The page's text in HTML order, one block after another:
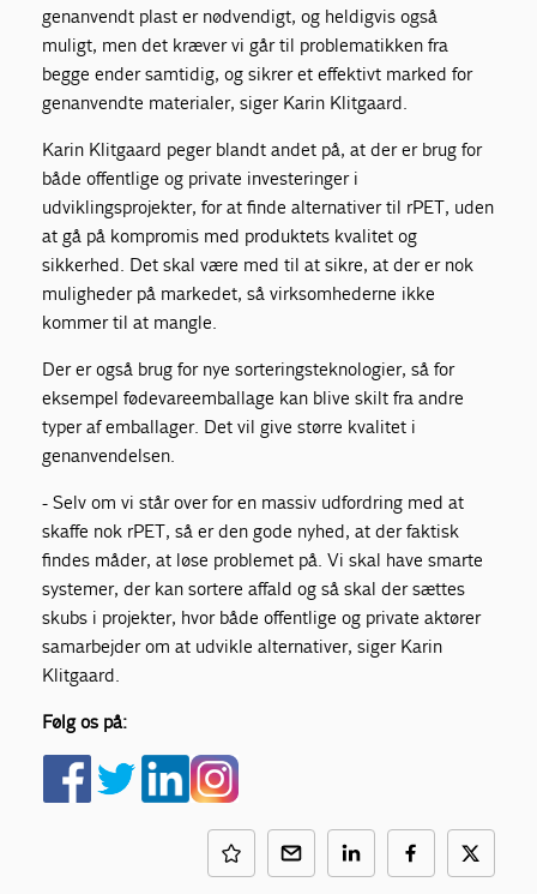
genanvendt plast er nødvendigt, og heldigvis også
muligt, men det kræver vi går til problematikken fra
begge ender samtidig, og sikrer et effektivt marked for
genanvendte materialer, siger Karin Klitgaard.
Karin Klitgaard peger blandt andet på, at der er brug for
både offentlige og private investeringer i
udviklingsprojekter, for at finde alternativer til rPET, uden
at gå på kompromis med produktets kvalitet og
sikkerhed. Det skal være med til at sikre, at der er nok
muligheder på markedet, så virksomhederne ikke
kommer til at mangle.
Der er også brug for nye sorteringsteknologier, så for
eksempel fødevareemballage kan blive skilt fra andre
typer af emballager. Det vil give større kvalitet i
genanvendelsen.
- Selv om vi står over for en massiv udfordring med at
skaffe nok rPET, så er den gode nyhed, at der faktisk
findes måder, at løse problemet på. Vi skal have smarte
systemer, der kan sortere affald og så skal der sættes
skubs i projekter, hvor både offentlige og private aktører
samarbejder om at udvikle alternativer, siger Karin
Klitgaard.
Følg os på: